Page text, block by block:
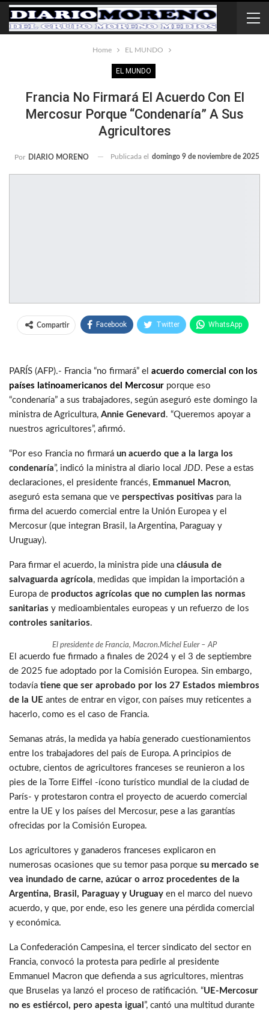
Home EL MUNDO
EL MUNDO
Francia No Firmará El Acuerdo Con El
Mercosur Porque “condenaría” A Sus
Agricultores
Por DIARIO MORENO Publicada el domingo 9 de noviembre de 2025
Compartir Facebook Twitter WhatsApp
PARÍS (AFP).- Francia “no firmará” el acuerdo comercial con los
países latinoamericanos del Mercosur porque eso
“condenaría” a sus trabajadores, según aseguró este domingo la
ministra de Agricultura, Annie Genevard . “Queremos apoyar a
nuestros agricultores”, afirmó.
“Por eso Francia no firmará un acuerdo que a la larga los
condenaría”, indicó la ministra al diario local JDD. Pese a estas
declaraciones, el presidente francés, Emmanuel Macron,
aseguró esta semana que ve perspectivas positivas para la
firma del acuerdo comercial entre la Unión Europea y el
Mercosur (que integran Brasil, la Argentina, Paraguay y
Uruguay).
Para firmar el acuerdo, la ministra pide una cláusula de
salvaguarda agrícola, medidas que impidan la importación a
Europa de productos agrícolas que no cumplen las normas
sanitarias y medioambientales europeas y un refuerzo de los
controles sanitarios.
El presidente de Francia, Macron.Michel Euler – AP
El acuerdo fue firmado a finales de 2024 y el 3 de septiembre
de 2025 fue adoptado por la Comisión Europea. Sin embargo,
todavía tiene que ser aprobado por los 27 Estados miembros
de la UE antes de entrar en vigor, con países muy reticentes a
hacerlo, como es el caso de Francia.
Semanas atrás, la medida ya había generado cuestionamientos
entre los trabajadores del país de Europa. A principios de
octubre, cientos de agricultores franceses se reunieron a los
pies de la Torre Eiffel -ícono turístico mundial de la ciudad de
París- y protestaron contra el proyecto de acuerdo comercial
entre la UE y los países del Mercosur, pese a las garantías
ofrecidas por la Comisión Europea.
Los agricultores y ganaderos franceses explicaron en
numerosas ocasiones que su temor pasa porque su mercado se
vea inundado de carne, azúcar o arroz procedentes de la
Argentina, Brasil, Paraguay y Uruguay en el marco del nuevo
acuerdo, y que, por ende, eso les genere una pérdida comercial
y económica.
La Confederación Campesina, el tercer sindicato del sector en
Francia, convocó la protesta para pedirle al presidente
Emmanuel Macron que defienda a sus agricultores, mientras
que Bruselas ya lanzó el proceso de ratificación. “UE-Mercosur
no es estiércol, pero apesta igual ”, cantó una multitud durante